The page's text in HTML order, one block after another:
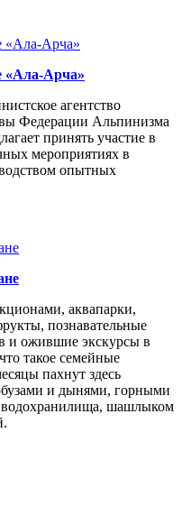
«Ала-Арча»
агентство
Федерации Альпинизма
принять участие в
мероприятиях в
опытных
аквапарки,
познавательные
и ожившие экскурсы в
такое семейные
пахнут здесь
и дынями, горными
водохранилища, шашлыком